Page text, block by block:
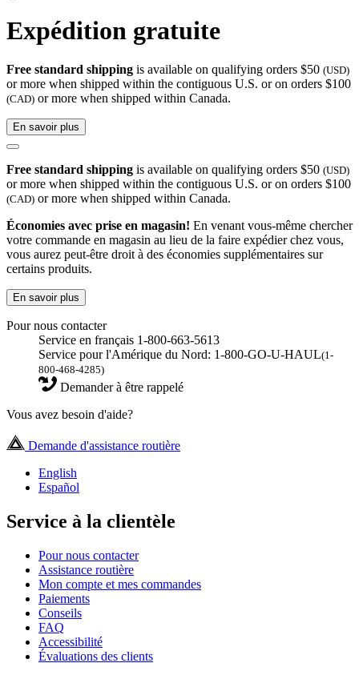
Expédition gratuite
Free standard shipping is available on qualifying orders $50 (USD)
or more when shipped within the contiguous U.S. or on orders $100
(CAD) or more when shipped within Canada.
En savoir plus
Free standard shipping is available on qualifying orders $50 (USD)
or more when shipped within the contiguous U.S. or on orders $100
(CAD) or more when shipped within Canada.
Économies avec prise en magasin! En venant vous-même chercher
votre commande en magasin au lieu de la faire expédier chez vous,
vous aurez peut-être droit à des économies supplémentaires sur
certains produits.
En savoir plus
Pour nous contacter
Service en français 1-800-663-5613
Service pour l'Amérique du Nord: 1-800-GO-U-HAUL(1-
800-468-4285)
Demander à être rappelé
Vous avez besoin d'aide?
Demande d'assistance routière
English
Español
Service à la clientèle
Pour nous contacter
Assistance routière
Mon compte et mes commandes
Paiements
Conseils
FAQ
Accessibilité
Évaluations des clients